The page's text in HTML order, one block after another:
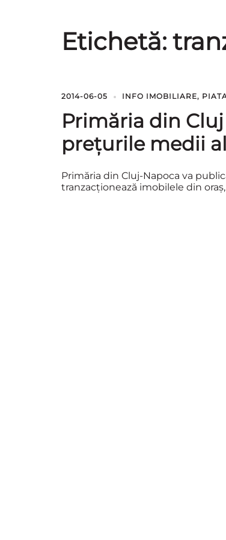
Etichetă:
2014-06-05 INFO IMOBILIARE,
Primăria din
preţurile medii
Primăria din Cluj-Napoca va
tranzacţionează imobilele din